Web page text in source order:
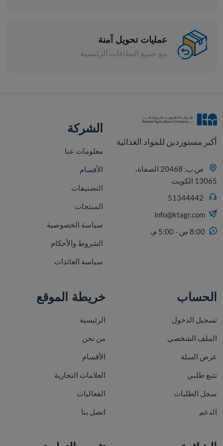
معكرونه فراشه ديلوكا 500 جم - 2 عمليات تحويل آمنة
مع جميع البطاقات الرئيسية
أكبر مستوردين للمواد الغذائية
ص.ب: 20468 الصفاة،
13065 الكويت
info@ktagr.com
8:00 ص - 5:00 م،
الشركة
معلومات عنا
الأقسام
التصنيفات
المنتجات
سياسة الخصوصية
الشروط والأحكام
سياسة العائدات
الحساب
تسجيل الدخول
الملف الشخصي
عرض السلة
تتبع طلبي
سجل الطلبات
الدعم
خريطة الموقع
الرئيسية
من نحن
الأقسام
العلامات التجارية
الفعاليات
اتصل بنا